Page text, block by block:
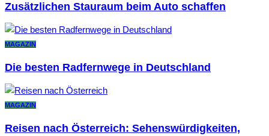
Zusätzlichen Stauraum beim Auto schaffen
MAGAZIN
Die besten Radfernwege in Deutschland
MAGAZIN
Reisen nach Österreich: Sehenswürdigkeiten,